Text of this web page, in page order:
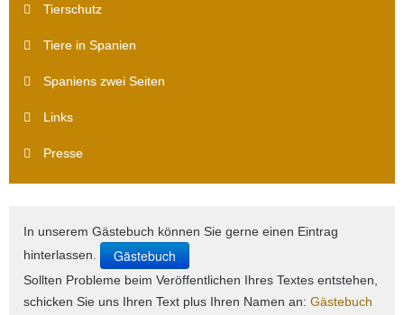
Tierschutz
Tiere in Spanien
Spaniens zwei Seiten
Links
Presse
In unserem Gästebuch können Sie gerne einen Eintrag
hinterlassen.
Gästebuch
Sollten Probleme beim Veröffentlichen Ihres Textes entstehen,
schicken Sie uns Ihren Text plus Ihren Namen an: Gästebuch